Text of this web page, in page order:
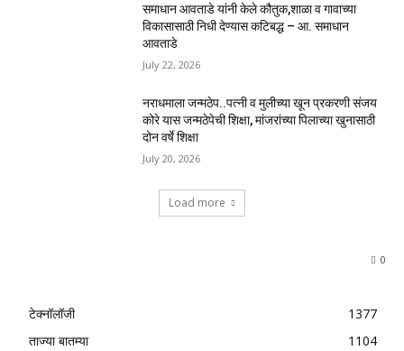
समाधान आवताडे यांनी केले कौतुक,शाळा व गावाच्या
विकासासाठी निधी देण्यास कटिबद्ध – आ. समाधान
आवताडे
July 22, 2026
नराधमाला जन्मठेप..पत्नी व मुलीच्या खून प्रकरणी संजय
कोरे यास जन्मठेपेची शिक्षा, मांजरांच्या पिलाच्या खुनासाठी
दोन वर्षे शिक्षा
July 20, 2026
Load more
0
टेक्नॉलॉजी
1377
ताज्या बातम्या
1104